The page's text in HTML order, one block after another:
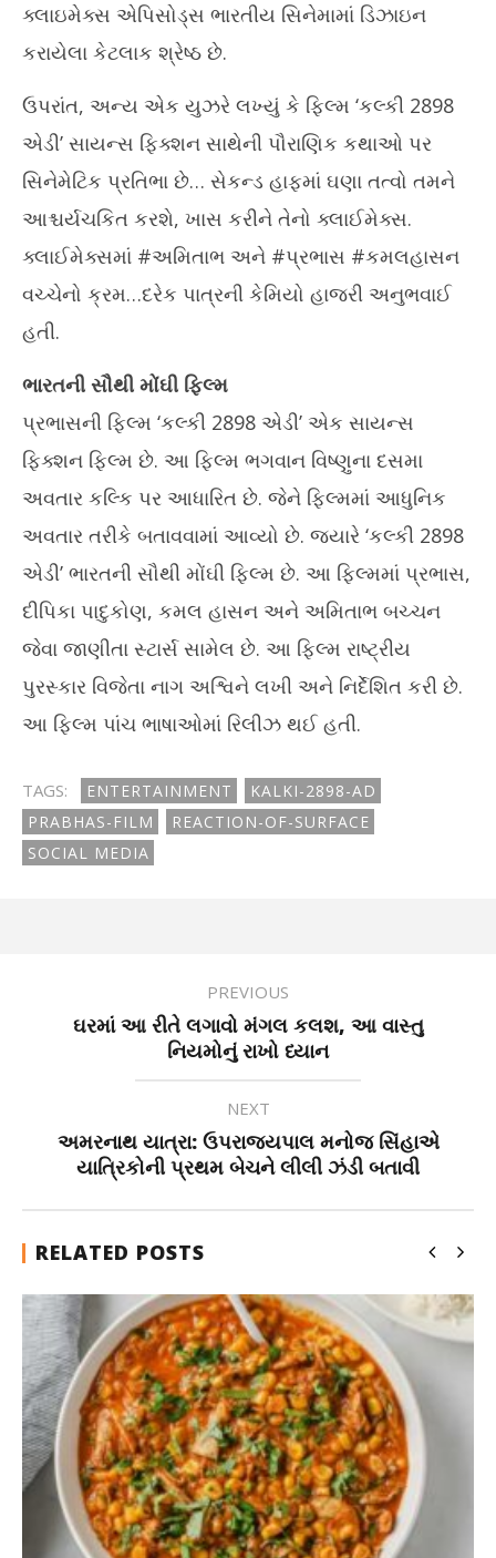
ક્લાઇમેક્સ એપિસોડ્સ ભારતીય સિનેમામાં ડિઝાઇન
કરાયેલા કેટલાક શ્રેષ્ઠ છે.
ઉપરાંત, અન્ય એક યુઝરે લખ્યું કે ફિલ્મ ‘કલ્કી 2898
એડી’ સાયન્સ ફિક્શન સાથેની પૌરાણિક કથાઓ પર
સિનેમેટિક પ્રતિભા છે… સેકન્ડ હાફમાં ઘણા તત્વો તમને
આશ્ચર્યચકિત કરશે, ખાસ કરીને તેનો ક્લાઈમેક્સ.
ક્લાઈમેક્સમાં #અમિતાભ અને #પ્રભાસ #કમલહાસન
વચ્ચેનો ક્રમ…દરેક પાત્રની કેમિયો હાજરી અનુભવાઈ
હતી.
ભારતની સૌથી મોંઘી ફિલ્મ
પ્રભાસની ફિલ્મ ‘કલ્કી 2898 એડી’ એક સાયન્સ
ફિક્શન ફિલ્મ છે. આ ફિલ્મ ભગવાન વિષ્ણુના દસમા
અવતાર કલ્કિ પર આધારિત છે. જેને ફિલ્મમાં આધુનિક
અવતાર તરીકે બતાવવામાં આવ્યો છે. જ્યારે ‘કલ્કી 2898
એડી’ ભારતની સૌથી મોંઘી ફિલ્મ છે. આ ફિલ્મમાં પ્રભાસ,
દીપિકા પાદુકોણ, કમલ હાસન અને અમિતાભ બચ્ચન
જેવા જાણીતા સ્ટાર્સ સામેલ છે. આ ફિલ્મ રાષ્ટ્રીય
પુરસ્કાર વિજેતા નાગ અશ્વિને લખી અને નિર્દેશિત કરી છે.
આ ફિલ્મ પાંચ ભાષાઓમાં રિલીઝ થઈ હતી.
TAGS: ENTERTAINMENT
KALKI-2898-AD
PRABHAS-FILM
REACTION-OF-SURFACE
SOCIAL MEDIA
PREVIOUS
ઘરમાં આ રીતે લગાવો મંગલ કલશ, આ વાસ્તુ
નિયમોનું રાખો ધ્યાન
NEXT
અમરનાથ યાત્રા: ઉપરાજ્યપાલ મનોજ સિંહાએ
યાત્રિકોની પ્રથમ બેચને લીલી ઝંડી બતાવી
RELATED POSTS